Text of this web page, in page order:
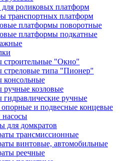
роликовых платформ
транспортных платформ
платформы поворотные
платформы подкатные
строительные "Окно"
стреловые типа "Пионер"
консольные
ручные козловые
ручные
опорные и подвесные концевые
для домкратов
трансмиссионные
винтовые, автомобильные
реечные